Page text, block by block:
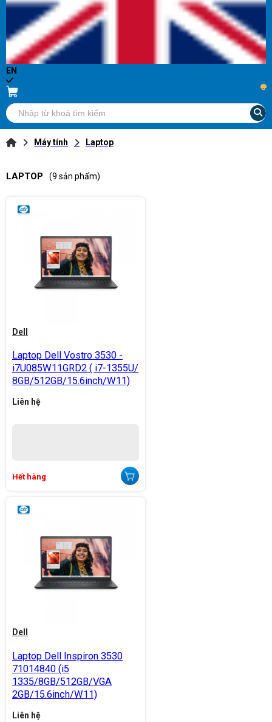
EN
...
Máy tính Laptop
LAPTOP (9 sản phẩm)
Dell
Laptop Dell Vostro 3530 -
i7U085W11GRD2 ( i7-1355U/
8GB/512GB/15.6inch/W11)
Liên hệ
Hết hàng
Dell
Laptop Dell Inspiron 3530
71014840 (i5
1335/8GB/512GB/VGA
2GB/15.6inch/W11)
Liên hệ